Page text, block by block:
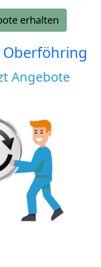
erhalten
Oberföhring
Angebote